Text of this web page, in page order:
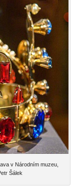
v Národním muzeu,
Šálek